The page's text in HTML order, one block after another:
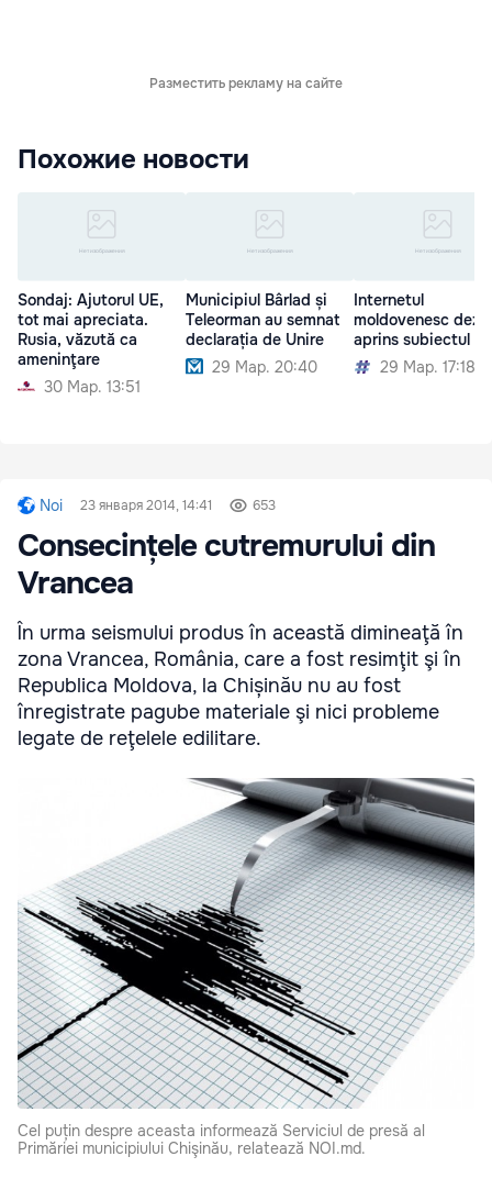
Разместить рекламу на сайте
Похожие новости
Sondaj: Ajutorul UE,
tot mai apreciata.
Rusia, văzută ca
ameninţare
30 Мар. 13:51
Municipiul Bârlad și
Teleorman au semnat
declarația de Unire
29 Мар. 20:40
Internetul
moldovenesc
aprins subiectul
29 Мар. 17:18
Noi 23 января 2014, 14:41 653
Consecințele cutremurului din
Vrancea
În urma seismului produs în această dimineaţă în
zona Vrancea, România, care a fost resimţit şi în
Republica Moldova, la Chișinău nu au fost
înregistrate pagube materiale şi nici probleme
legate de reţelele edilitare.
Cel puțin despre aceasta informează Serviciul de presă al
Primăriei municipiului Chişinău, relatează NOI.md.